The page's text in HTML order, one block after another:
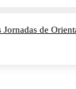
Jornadas de